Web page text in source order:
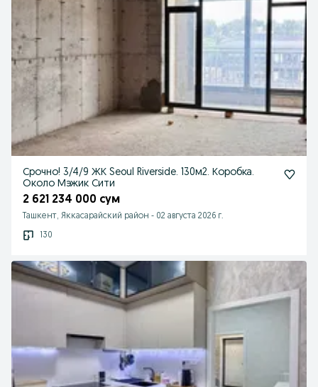
Срочно! 3/4/9 ЖК Seoul Riverside. 130м2. Коробка.
Около Мэжик Сити
2 621 234 000 сум
Ташкент, Яккасарайский район - 02 августа 2026 г.
130